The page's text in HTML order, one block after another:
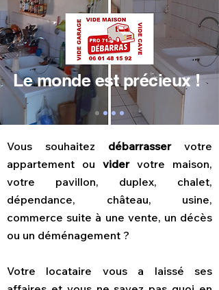
Le monde est précieux !
Vous souhaitez débarrasservotre
appartement ou vider votre maison,
votre pavillon, duplex, chalet,
dépendance, château, usine,
commerce suite à une vente, un décès
ou un déménagement ?
Votre locataire vous a laissé ses